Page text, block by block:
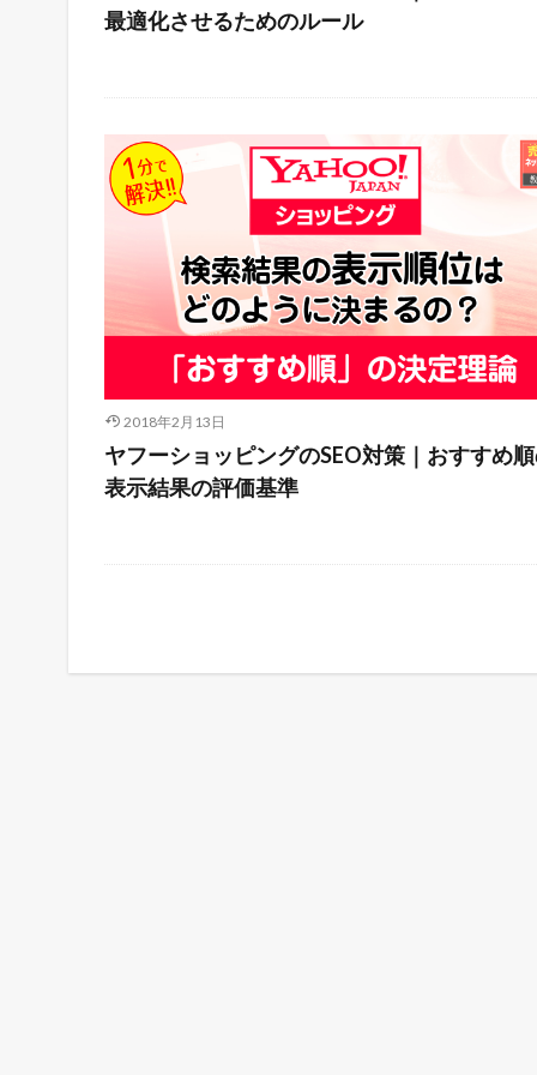
最適化させるためのルール
2018年2月13日
ヤフーショッピングのSEO対策｜おすすめ
表示結果の評価基準